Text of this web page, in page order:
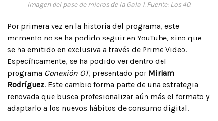
Imagen del pase de micros de la Gala 1. Fuente: Los 40.
Por primera vez en la historia del programa, este
momento no se ha podido seguir en YouTube, sino que
se ha emitido en exclusiva a través de Prime Video.
Específicamente, se ha podido ver dentro del
programa Conexión OT, presentado por Miriam
Rodríguez. Este cambio forma parte de una estrategia
renovada que busca profesionalizar aún más el formato y
adaptarlo a los nuevos hábitos de consumo digital.